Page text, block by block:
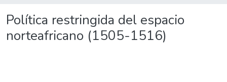
Política restringida del espacio
norteafricano (1505-1516)